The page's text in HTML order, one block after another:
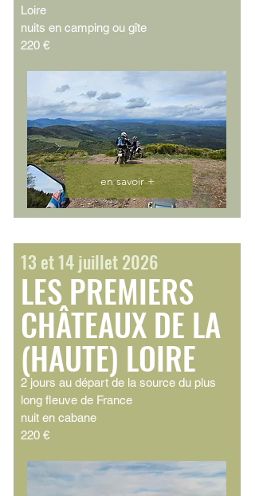
Loire
nuits en camping ou gîte
220 €
en savoir +
13 et 14 juillet 2026
LES PREMIERS
CHÂTEAUX DE LA
(HAUTE) LOIRE
2 jours au départ de la source du plus
long fleuve de France
nuit en cabane
220 €